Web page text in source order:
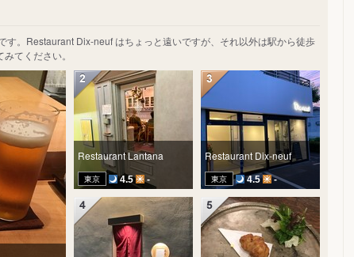
す。Restaurant Dix-neuf はちょっと遠いですが、それ以外は駅から徒歩
てください。
Restaurant Lantana
東京 4.5 -
Restaurant Dix-neuf
東京 4.5 -